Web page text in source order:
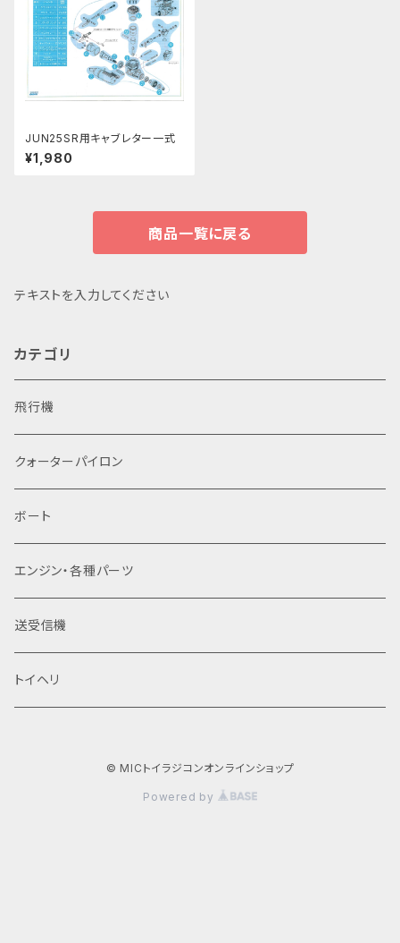
JUN25SR用キャブレター一式
¥1,980
商品一覧に戻る
テキストを入力してください
カテゴリ
飛行機
クォーターパイロン
ボート
​エンジン・各種パーツ
送受信機
トイヘリ
© MICトイラジコンオンラインショップ
Powered by